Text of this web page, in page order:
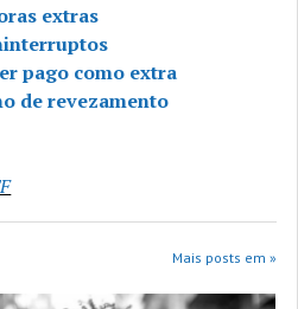
extras
pago como extra
de revezamento
Mais posts em »